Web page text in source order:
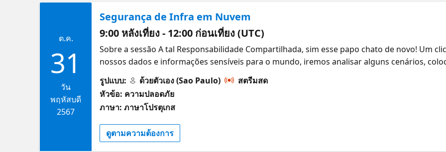
https://learn.microsoft.com/training/topics/
com a Microsoft! Conheça o Microsoft for Startups Founders Hub, conheça a plataforma de
às novas soluções para resolver os desafios atuais e criar o futuro. Acelere a inovação com
US$ 150k em créditos do Azure e use ferramentas como GitHub, Microsoft 365, LinkedIn
agora gratuitamente! 📲Link: https://aka.ms/MSFTFoundersHubBrasil
ต.ค.
31
วัน
พฤหัสบดี
2567
Segurança de Infra em Nuvem
9:00 หลังเที่ยง - 12:00 ก่อนเที่ยง (UTC)
Sobre a sessão A tal Responsabilidade Compartilhada, sim esse papo chato de novo! Um
nossos dados e informações sensíveis para o mundo, iremos analisar alguns cenários,
rodar e discutir boas práticas desses ambientes modernos. Sobre a série Partindo da
focada em agilidade e eficiência, essa série irá apresentar como a segurança e a
manter a agilidade e velocidade no lançamento de novas aplicações bem como a aumentar
de desenvolvimento, infra, operações e segurança. Datadog – Serviço ISV Nativo do Azure
Datadog Security Specialist https://twitter.com/100HnoMeuNome https://
Participe de eventos e workshops gratuitos: https://aka.ms/ReactorSaoPaulo Acelere sua
รูปแบบ: ด้วยตัวเอง (Sao Paulo)
สตรีมสด
หัวข้อ: ความปลอดภัย
ภาษา: ภาษาโปรตุเกส
ดูตามความต้องการ